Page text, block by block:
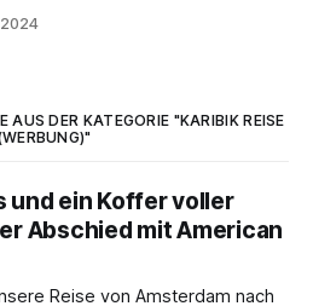
ein vorgezogenes
AUS DER KATEGORIE "KARIBIK REISE
und ein Koffer voller
Abschied mit American
Reise von Amsterdam nach